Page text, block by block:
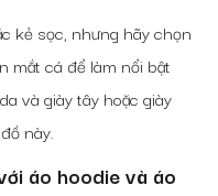
kẻ sọc, nhưng hãy chọn
mắt cá để làm nổi bật
và giày tây hoặc giày
này.
áo hoodie và áo